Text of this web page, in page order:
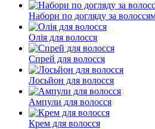
Набори по догляду за
Олія для волосся
Спрей для волосся
Лосьйон для волосся
Ампули для волосся
Крем для волосся